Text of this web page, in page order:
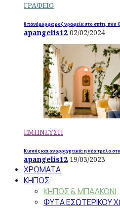
ΓΡΑΦΕΙΟ
8 πανέμορφα ροζ γραφεία στο σπίτι,
apangelis12 02/02/2024
ΕΜΠΝΕΥΣΗ
Κισσός και αναρριχητικά: η νέα τρέλα
apangelis12 19/03/2023
ΧΡΩΜΑΤΑ
ΚΗΠΟΣ
ΚΗΠΟΣ & ΜΠΑΛΚΟΝΙ
ΦΥΤΑ ΕΣΩΤΕΡΙΚΟΥ